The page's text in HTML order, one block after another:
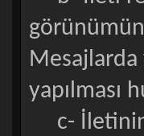
Mesajlarda
yapılması
c- İletinin